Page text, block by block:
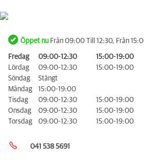
Öppet nu Från 09:00 Till 12:30, Från
Fredag 09:00-12:30
15:00-19:00
Lördag
09:00-12:30
15:00-19:00
Söndag
Stängt
Måndag
15:00-19:00
Tisdag
09:00-12:30
15:00-19:00
Onsdag
09:00-12:30
15:00-19:00
Torsdag
09:00-12:30 15:00-19:00
041 538 5691